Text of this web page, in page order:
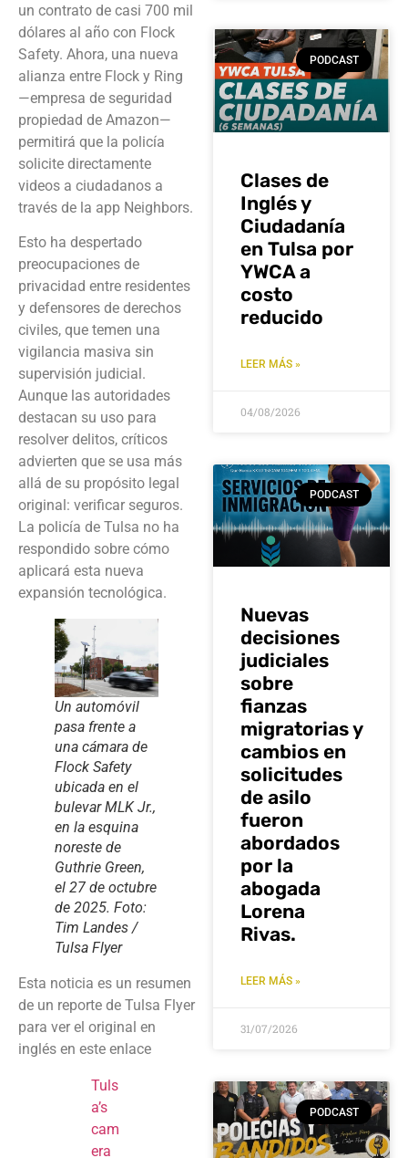
un contrato de casi 700 mil
dólares al año con Flock
Safety. Ahora, una nueva
alianza entre Flock y Ring
—empresa de seguridad
propiedad de Amazon—
permitirá que la policía
solicite directamente
videos a ciudadanos a
través de la app Neighbors.
Esto ha despertado
preocupaciones de
privacidad entre residentes
y defensores de derechos
civiles, que temen una
vigilancia masiva sin
supervisión judicial.
Aunque las autoridades
destacan su uso para
resolver delitos, críticos
advierten que se usa más
allá de su propósito legal
original: verificar seguros.
La policía de Tulsa no ha
respondido sobre cómo
aplicará esta nueva
expansión tecnológica.
Un automóvil
pasa frente a
una cámara de
Flock Safety
ubicada en el
bulevar MLK Jr.,
en la esquina
noreste de
Guthrie Green,
el 27 de octubre
de 2025. Foto:
Tim Landes /
Tulsa Flyer
Esta noticia es un resumen
de un reporte de Tulsa Flyer
para ver el original en
inglés en este enlace
Tuls
a’s
cam
era
PODCAST
Clases de
Inglés y
Ciudadanía
en Tulsa por
YWCA a
costo
reducido
LEER MÁS »
04/08/2026
PODCAST
Nuevas
decisiones
judiciales
sobre
fianzas
migratorias y
cambios en
solicitudes
de asilo
fueron
abordados
por la
abogada
Lorena
Rivas.
LEER MÁS »
31/07/2026
PODCAST